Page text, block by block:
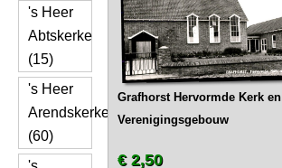
's Heer
Abtskerke
(15)
's Heer
Arendskerke
(60)
Grafhorst Hervormde Kerk en
Verenigingsgebouw
€ 2,50